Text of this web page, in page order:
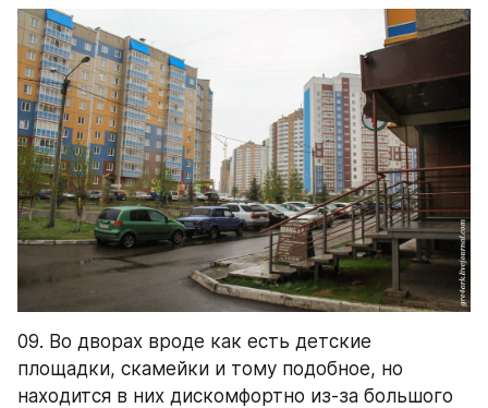
09. Во дворах вроде как есть детские
площадки, скамейки и тому подобное, но
находится в них дискомфортно из-за большого